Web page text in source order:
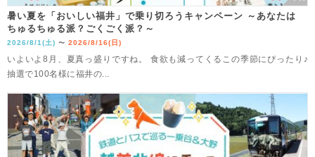
暑い夏を「おいしい福井」で乗り切ろうキャンペーン ～あなたは
ちゅるちゅる派？ごくごく派？～
2026/8/1(土) 〜 2026/8/16(日)
いよいよ8月、夏真っ盛りですね。 食欲も減ってくるこの季節にぴったり♪
抽選で100名様に福井の...